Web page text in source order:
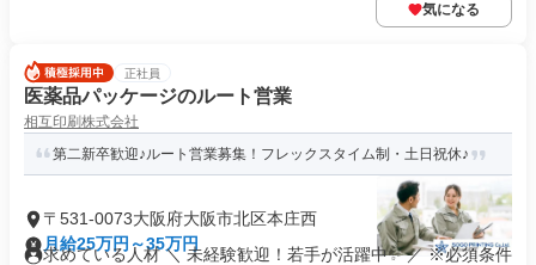
気になる
正社員
医薬品パッケージのルート営業
相互印刷株式会社
第二新卒歓迎♪ルート営業募集！フレックスタイム制・土日祝休♪
〒531-0073大阪府大阪市北区本庄西
月給25万円～35万円
求めている人材 ＼ 未経験歓迎！若手が活躍中✨ ／ ※必須条件